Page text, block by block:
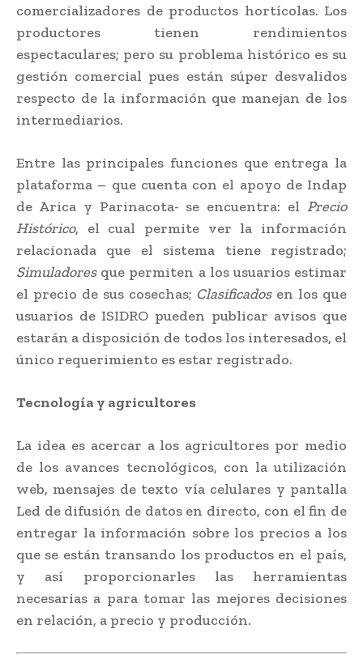
comercializadores de productos hortícolas. Los
productores tienen rendimientos
espectaculares; pero su problema histórico es su
gestión comercial pues están súper desvalidos
respecto de la información que manejan de los
intermediarios.
Entre las principales funciones que entrega la
plataforma – que cuenta con el apoyo de Indap
de Arica y Parinacota- se encuentra: el Precio
Histórico, el cual permite ver la información
relacionada que el sistema tiene registrado;
Simuladoresque permiten a los usuarios estimar
el precio de sus cosechas; Clasificadosen los que
usuarios de ISIDRO pueden publicar avisos que
estarán a disposición de todos los interesados, el
único requerimiento es estar registrado.
Tecnología y agricultores
La idea es acercar a los agricultores por medio
de los avances tecnológicos, con la utilización
web, mensajes de texto vía celulares y pantalla
Led de difusión de datos en directo, con el fin de
entregar la información sobre los precios a los
que se están transando los productos en el país,
y así proporcionarles las herramientas
necesarias a para tomar las mejores decisiones
en relación, a precio y producción.